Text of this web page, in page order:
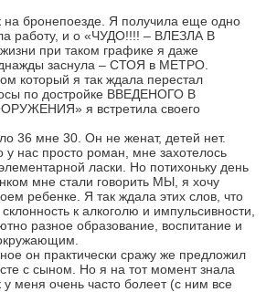
на бронепоезде. Я получила еще одно
работу, и о «ЧУДО!!!! – ВЛЕЗЛА В
при таком графике я даже
заснула – СТОЯ в МЕТРО.
который я так ждала перестал
по достройке ВВЕДЕНОГО В
я встретила своего
36 мне 30. Он не женат, детей нет.
нас просто роман, мне захотелось
ласки. Но потихоньку день
мне стали говорить МЫ, я хочу
ребенке. Я так ждала этих слов, что
к алкоголю и импульсивности,
разное образование, воспитание и
он практически сражу же предложил
с сыном. Но я на тот момент знала
меня очень часто болеет (с ним все